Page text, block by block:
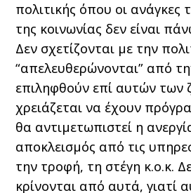
πολιτικής όπου οι ανάγκες
της κοινωνίας δεν είναι
Δεν σχετίζονται με την
“απελευθερώνονται” από
επιληφθούν επί αυτών των
χρειάζεται να έχουν
θα αντιμετωπιστεί η
αποκλεισμός από τις
την τροφή, τη στέγη κ.ο.κ.
κρίνονται από αυτά, γιατί